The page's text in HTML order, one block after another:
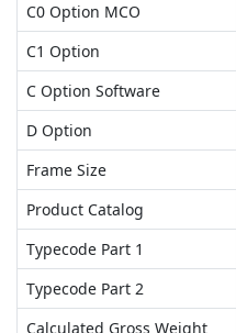
C0 Option MCO
C1 Option
C Option Software
D Option
Frame Size
Product Catalog
Typecode Part 1
Typecode Part 2
Calculated Gross Weight